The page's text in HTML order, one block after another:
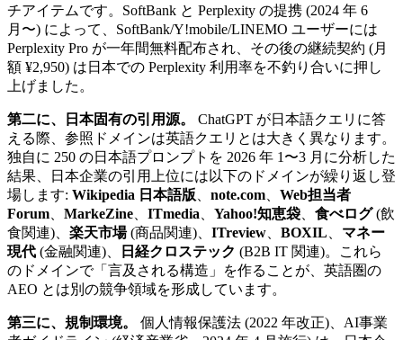
チアイテムです。SoftBank と Perplexity の提携 (2024 年 6
月〜) によって、SoftBank/Y!mobile/LINEMO ユーザーには
Perplexity Pro が一年間無料配布され、その後の継続契約 (月
額 ¥2,950) は日本での Perplexity 利用率を不釣り合いに押し
上げました。
第二に、日本固有の引用源。
ChatGPT が日本語クエリに答
える際、参照ドメインは英語クエリとは大きく異なります。
独自に 250 の日本語プロンプトを 2026 年 1〜3 月に分析した
結果、日本企業の引用上位には以下のドメインが繰り返し登
場します: Wikipedia 日本語版 note.com
Web担当者
Forum
MarkeZine ITmedia Yahoo!知恵袋 食べログ(飲
食関連)、 楽天市場(商品関連)、 ITreview BOXIL
マネー
現代 (金融関連)、 日経クロステック (B2B IT 関連)。これら
のドメインで「言及される構造」を作ることが、英語圏の
AEO とは別の競争領域を形成しています。
第三に、規制環境。
個人情報保護法 (2022 年改正)、AI事業